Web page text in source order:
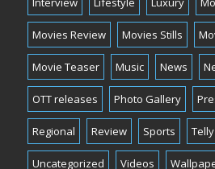
Movies Review Movies Stills
Movie Teaser Music News
OTT releases Photo Gallery
Regional Review Sports
Uncategorized Videos